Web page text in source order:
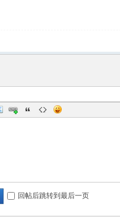
回帖后跳转到最后一页